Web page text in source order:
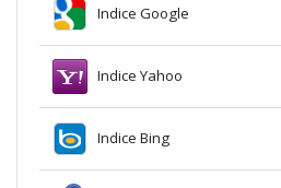
Indice Google
Indice Yahoo
Indice Bing